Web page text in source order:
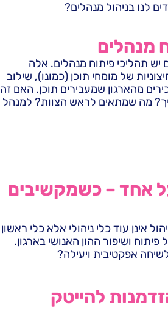
לנו בניהול מנהלים?
מנהלים
יש תהליכי פיתוח מנהלים. אלה
של מומחי תוכן (כמונו), שילוב
מהארגון שמעבירים תוכן. האם זה
מה שמתאים לראש הצוות? למנהל
אחד – כשמקשיבים
אינן עוד כלי ניהולי אלא כלי ראשון
ושיפור ההון האנושי בארגון.
אפקטיבית ויעילה?
הזדמנות להייטק